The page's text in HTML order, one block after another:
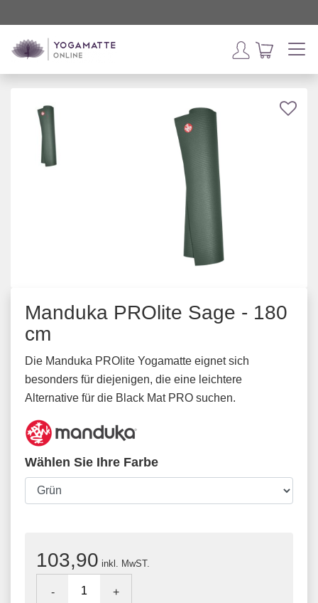
Manduka PROlite Sage - 180
cm
Die Manduka PROlite Yogamatte eignet sich
besonders für diejenigen, die eine leichtere
Alternative für die Black Mat PRO suchen.
Wählen Sie Ihre Farbe
103,90 inkl. MwST.
- +